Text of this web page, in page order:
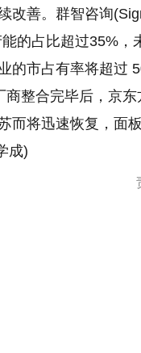
改善。群智咨询
的占比超过35%，
的市占有率将超过
整合完毕后，京
而将迅速恢复，面
成)